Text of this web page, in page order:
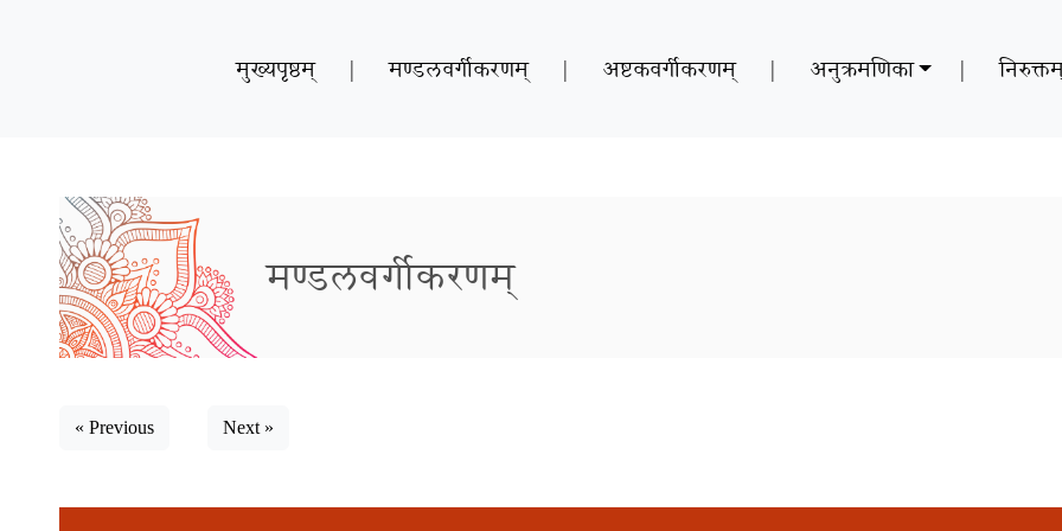
मुख्यपृष्ठम् | मण्डलवर्गीकरणम् | अष्टकवर्गीकरणम् | अनुक्रमणिका |
मण्डलवर्गीकरणम्
« Previous Next »